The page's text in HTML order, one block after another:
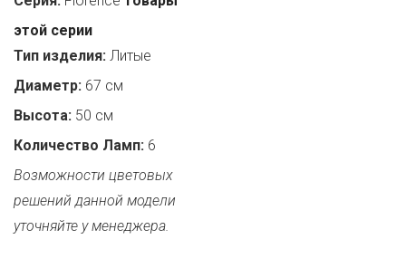
этой серии
Тип изделия: Литые
Диаметр: 67 см
Высота: 50 см
Количество Ламп: 6
Возможности цветовых
решений данной модели
уточняйте у менеджера.